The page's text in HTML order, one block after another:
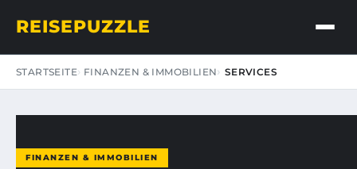
REISEPUZZLE
STARTSEITE FINANZEN & IMMOBILIEN SERVICES
FINANZEN & IMMOBILIEN